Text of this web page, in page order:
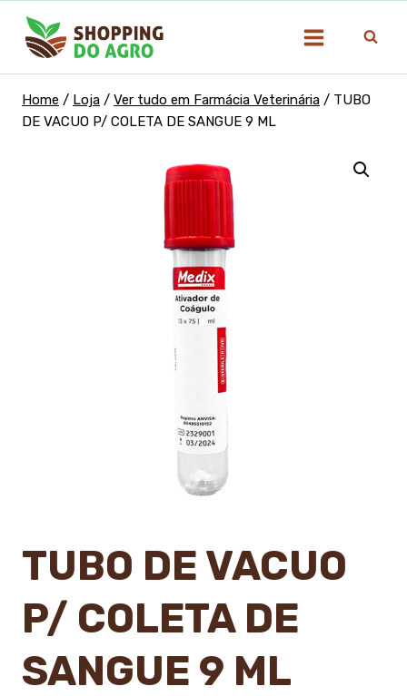
para
Home / Loja / Ver tudo em Farmácia Veterinária / TUBO
DE VACUO P/ COLETA DE SANGUE 9 ML
TUBO DE VACUO
P/ COLETA DE
SANGUE 9 ML